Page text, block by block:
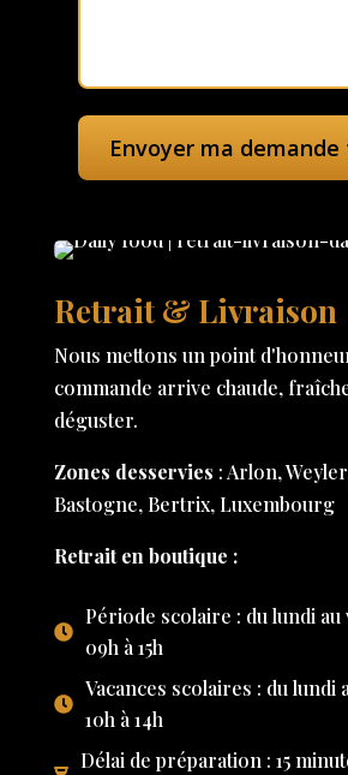
Retrait & Livraison
Nous mettons un point
commande arrive chaude,
déguster.
Zones desservies : Arlon,
Bastogne, Bertrix, Luxembourg
Retrait en boutique :
Période scolaire : du lundi au
09h à 15h
Vacances scolaires : du lundi
10h à 14h
Délai de préparation : 15